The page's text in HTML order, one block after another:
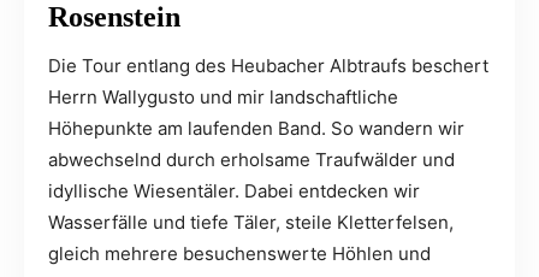
Rosenstein
Die Tour entlang des Heubacher Albtraufs beschert
Herrn Wallygusto und mir landschaftliche
Höhepunkte am laufenden Band. So wandern wir
abwechselnd durch erholsame Traufwälder und
idyllische Wiesentäler. Dabei entdecken wir
Wasserfälle und tiefe Täler, steile Kletterfelsen,
gleich mehrere besuchenswerte Höhlen und